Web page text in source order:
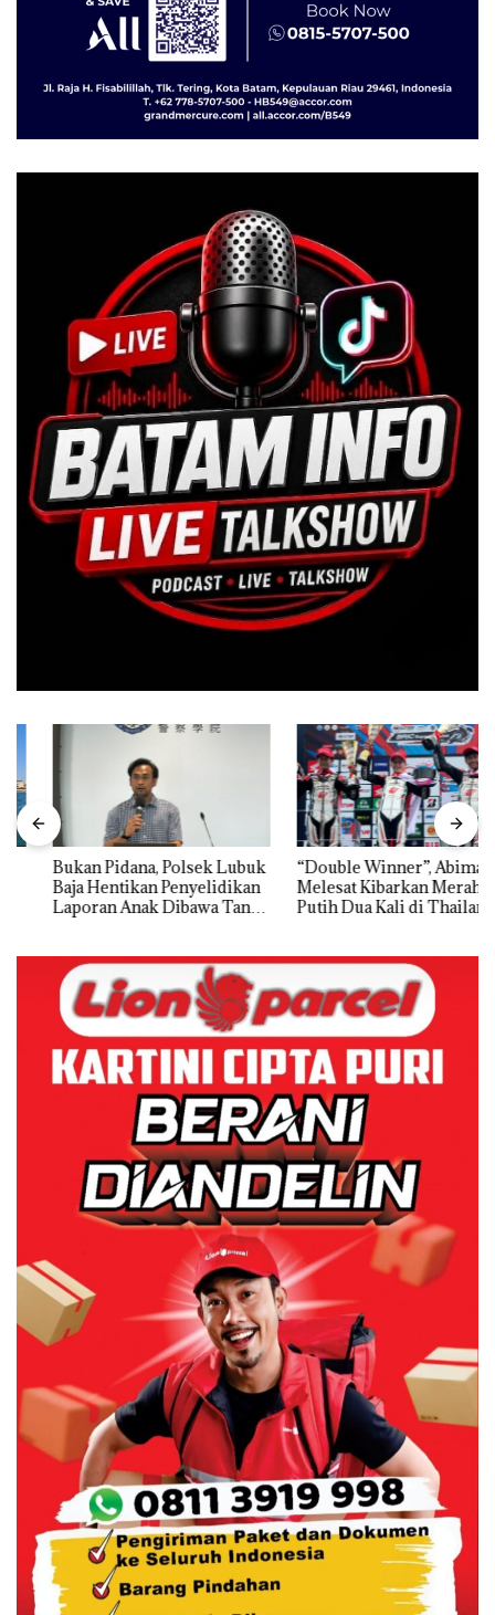
Bukan Pidana, Polsek Lubuk
Baja Hentikan Penyelidikan
Laporan Anak Dibawa Tanpa
“Double Winner”, Abimanyu
Melesat Kibarkan Merah
Putih Dua Kali di Thailand